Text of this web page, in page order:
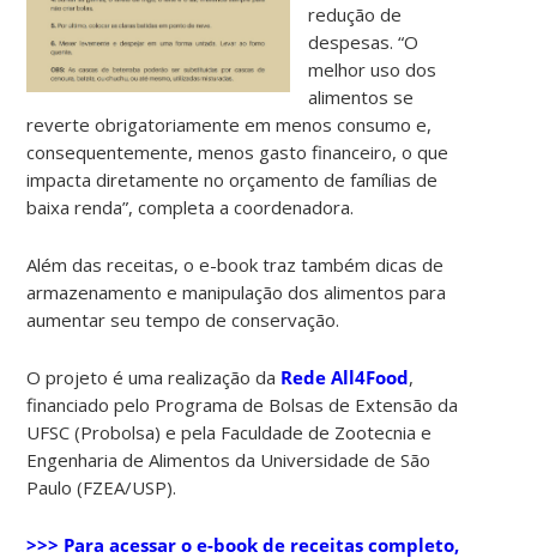
redução de
despesas. “O
melhor uso dos
alimentos se
reverte obrigatoriamente em menos consumo e,
consequentemente, menos gasto financeiro, o que
impacta diretamente no orçamento de famílias de
baixa renda”, completa a coordenadora.
Além das receitas, o e-book traz também dicas de
armazenamento e manipulação dos alimentos para
aumentar seu tempo de conservação.
O projeto é uma realização da Rede All4Food,
financiado pelo Programa de Bolsas de Extensão da
UFSC (Probolsa) e pela Faculdade de Zootecnia e
Engenharia de Alimentos da Universidade de São
Paulo (FZEA/USP).
>>> Para acessar o e-book de receitas completo,